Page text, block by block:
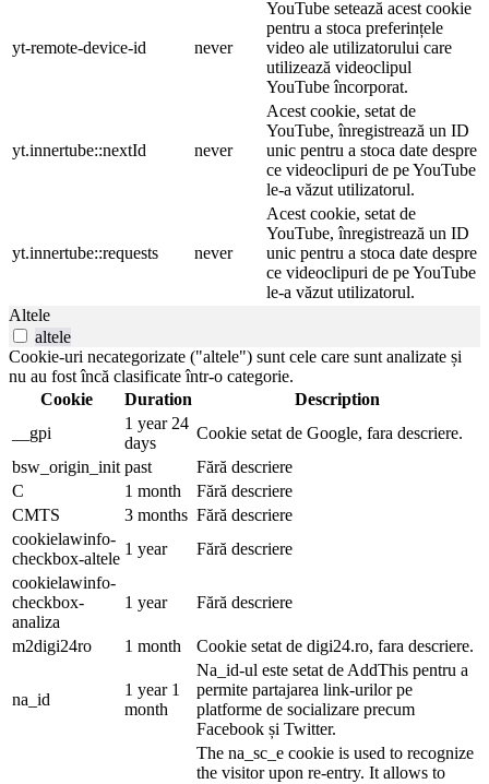
yt-remote-device-id never
YouTube setează acest cookie
pentru a stoca preferințele
video ale utilizatorului care
utilizează videoclipul
YouTube încorporat.
yt.innertube::nextId never
Acest cookie, setat de
YouTube, înregistrează un ID
unic pentru a stoca date despre
ce videoclipuri de pe YouTube
le-a văzut utilizatorul.
yt.innertube::requests never
Acest cookie, setat de
YouTube, înregistrează un ID
unic pentru a stoca date despre
ce videoclipuri de pe YouTube
le-a văzut utilizatorul.
Altele
altele
Cookie-uri necategorizate ("altele") sunt cele care sunt analizate și
nu au fost încă clasificate într-o categorie.
Cookie
Duration
Description
__gpi
1 year 24
days
Cookie setat de Google, fara descriere.
bsw_origin_init past
Fără descriere
C
1 month
Fără descriere
CMTS
3 months Fără descriere
cookielawinfo-
checkbox-altele
1 year
Fără descriere
cookielawinfo-
checkbox-
analiza
1 year Fără descriere
m2digi24ro 1 month Cookie setat de digi24.ro, fara descriere.
na_id
1 year 1
month
Na_id-ul este setat de AddThis pentru a
permite partajarea link-urilor pe
platforme de socializare precum
Facebook și Twitter.
The na_sc_e cookie is used to recognize
the visitor upon re-entry. It allows to